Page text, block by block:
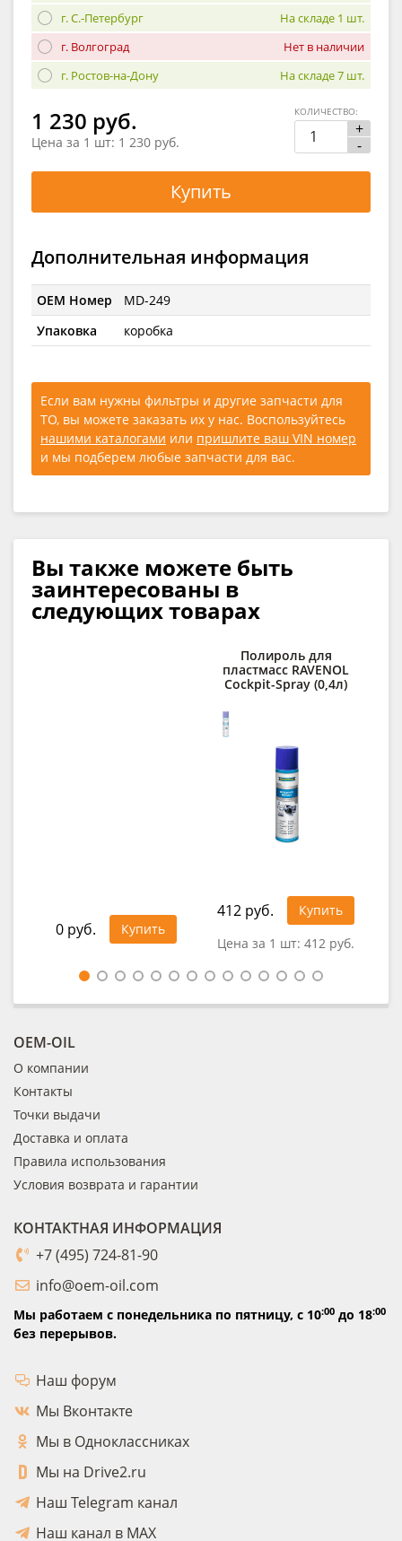
г. С.-Петербург
На складе 1 шт.
г. Волгоград
Нет в наличии
г. Ростов-на-Дону
На складе 7 шт.
1 230 руб.
Цена за 1 шт: 1 230 руб.
+
-
КОЛИЧЕСТВО:
Купить
Дополнительная информация
OEM Номер
MD-249
Упаковка
коробка
Если вам нужны фильтры и другие запчасти для
ТО, вы можете заказать их у нас. Воспользуйтесь
нашими каталогами или пришлите ваш VIN номер
и мы подберем любые запчасти для вас.
Вы также можете быть
заинтересованы в
следующих товарах
0 руб. Купить
Полироль для
пластмасс RAVENOL
Cockpit-Spray (0,4л)
412 руб.
Купить
Цена за 1 шт: 412 руб.
OEM-OIL
О компании
Контакты
Точки выдачи
Доставка и оплата
Правила использования
Условия возврата и гарантии
КОНТАКТНАЯ ИНФОРМАЦИЯ
+7 (495) 724-81-90
info@oem-oil.com
Мы работаем с понедельника по пятницу, с 10:00 до 18:00
без перерывов.
Наш форум
Мы Вконтакте
Мы в Одноклассниках
Мы на Drive2.ru
Наш Telegram канал
Наш канал в MAX